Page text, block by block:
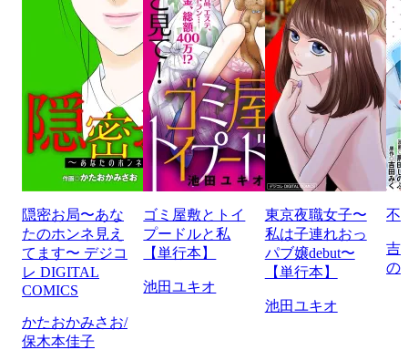
隠密お局〜あな
たのホンネ見え
てます〜 デジコ
レ DIGITAL
COMICS
かたおかみさお/
保木本佳子
ゴミ屋敷とトイ
プードルと私
【単行本】
池田ユキオ
東京夜職女子〜
私は子連れおっ
パブ嬢debut〜
【単行本】
池田ユキオ
不
吉
の